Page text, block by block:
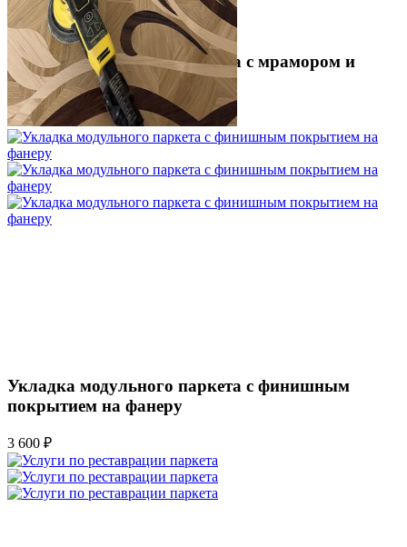
Укладка модульного паркета с мрамором и
латунью
3 500 ₽
Укладка модульного паркета с финишным
покрытием на фанеру
3 600 ₽